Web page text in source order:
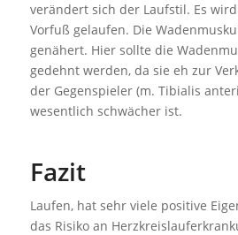
verändert sich der Laufstil. Es
Vorfuß gelaufen. Die
genähert. Hier sollte die
gedehnt werden, da sie eh zur
der Gegenspieler (m. Tibialis
wesentlich schwächer ist.
Fazit
Laufen, hat sehr viele positive
das Risiko an